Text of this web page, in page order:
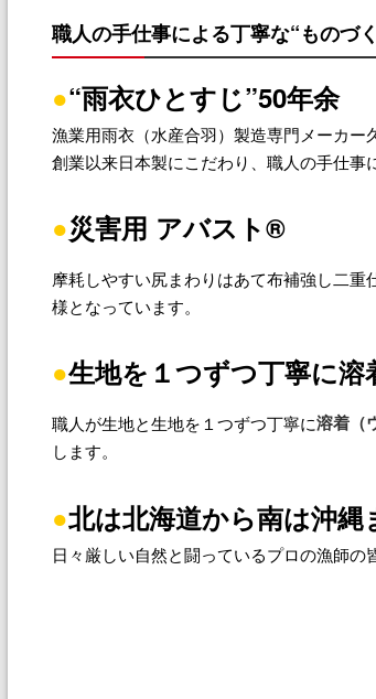
職人の手仕事による丁寧な“ものづ
●“雨衣ひとすじ”50年余
漁業用雨衣（水産合羽）製造専門メーカー
創業以来日本製にこだわり、職人の手仕事
●災害用 アバスト®
摩耗しやすい尻まわりはあて布補強し二
様となっています。
●生地を１つずつ丁寧に溶
職人が生地と生地を１つずつ丁寧に溶着（
します。
●北は北海道から南は沖縄
日々厳しい自然と闘っているプロの漁師の